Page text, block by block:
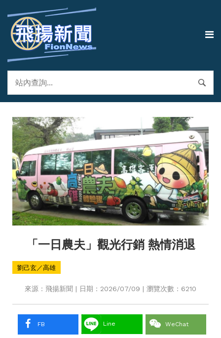
「一日農夫」觀光行銷 熱情消退
劉己玄／高雄
來源：飛揚新聞 | 日期：2026/07/09 | 瀏覽次數：6210
FB Line WeChat